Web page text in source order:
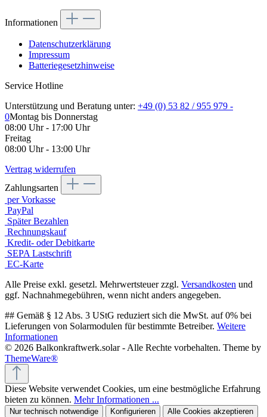
Informationen
Datenschutzerklärung
Impressum
Batteriegesetzhinweise
Service Hotline
Unterstützung und Beratung unter: +49 (0) 53 82 / 955 979 -
0Montag bis Donnerstag
08:00 Uhr - 17:00 Uhr
Freitag
08:00 Uhr - 13:00 Uhr
Vertrag widerrufen
Zahlungsarten
per Vorkasse
PayPal
Später Bezahlen
Rechnungskauf
Kredit- oder Debitkarte
SEPA Lastschrift
EC-Karte
Alle Preise exkl. gesetzl. Mehrwertsteuer zzgl. Versandkosten und
ggf. Nachnahmegebühren, wenn nicht anders angegeben.
## Gemäß § 12 Abs. 3 UStG reduziert sich die MwSt. auf 0% bei
Lieferungen von Solarmodulen für bestimmte Betreiber. Weitere
Informationen
© 2026 Balkonkraftwerk.solar - Alle Rechte vorbehalten. Theme by
ThemeWare®
Diese Website verwendet Cookies, um eine bestmögliche Erfahrung
bieten zu können. Mehr Informationen ...
Nur technisch notwendige Konfigurieren Alle Cookies akzeptieren